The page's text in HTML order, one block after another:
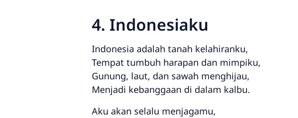
4. Indonesiaku
Indonesia adalah tanah kelahiranku,
Tempat tumbuh harapan dan mimpiku,
Gunung, laut, dan sawah menghijau,
Menjadi kebanggaan di dalam kalbu.
Aku akan selalu menjagamu,